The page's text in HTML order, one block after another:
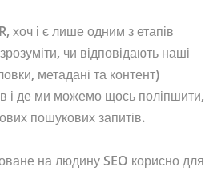
хоч і є лише одним з етапів
чи відповідають наші
метадані та контент)
і де ми можемо щось поліпшити,
пошукових запитів.
на людину SEO корисно для